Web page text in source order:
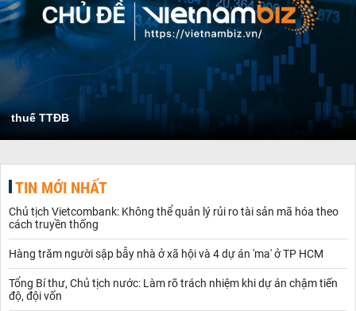
thuế TTĐB
TIN MỚI NHẤT
Chủ tịch Vietcombank: Không thể quản lý rủi ro tài sản mã hóa theo
cách truyền thống
Hàng trăm người sập bẫy nhà ở xã hội và 4 dự án 'ma' ở TP HCM
Tổng Bí thư, Chủ tịch nước: Làm rõ trách nhiệm khi dự án chậm tiến
độ, đội vốn